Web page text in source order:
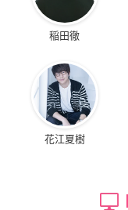
稲田徹
花江夏樹